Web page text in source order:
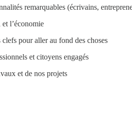
remarquables (écrivains,
l’économie
pour aller au fond des choses
et citoyens engagés
et de nos projets